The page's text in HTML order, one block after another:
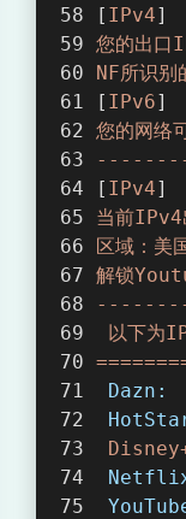
[ IPv4]
您的出
NF所识
[ IPv6]
您的网络
[ IPv4]
当前
区域：美
解锁
以下为
Dazn: